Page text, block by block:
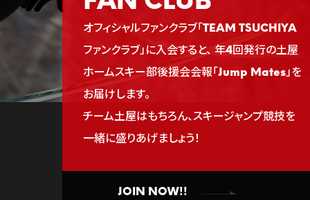
オフィシャルファンクラブ「TEAM TSUCHIYA
ファンクラブ」に入会すると、 年4回発行の土屋
ホームスキー部後援会会報「Jump Mates」を
お届けします。
チーム土屋はもちろん、スキージャンプ競技を
一緒に盛りあげましょう！
JOIN NOW!!